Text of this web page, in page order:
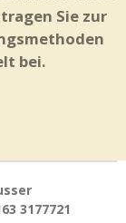
Sie zur
bei.
3177721